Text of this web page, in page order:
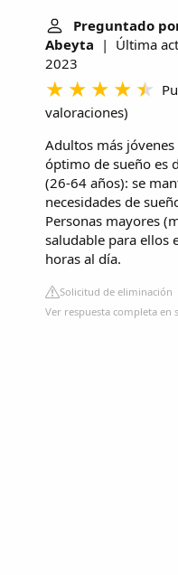
Preguntado
Abeyta | Última
2023
valoraciones)
Adultos más
óptimo de sueño es
(26-64 años): se
necesidades de
Personas mayores
saludable para ellos
horas al día.
Solicitud de eliminación
Ver respuesta completa en